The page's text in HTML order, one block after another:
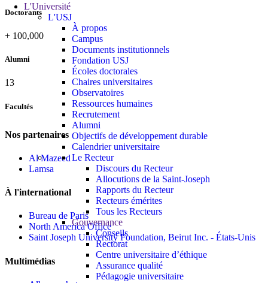
L'Université
L'USJ
À propos
Campus
Documents institutionnels
Fondation USJ
Écoles doctorales
Chaires universitaires
Observatoires
Ressources humaines
Recrutement
Alumni
Objectifs de développement durable
Calendrier universitaire
Le Recteur
Discours du Recteur
Allocutions de la Saint-Joseph
Rapports du Recteur
Recteurs émérites
Tous les Recteurs
Gouvernance
Conseils
Rectorat
Centre universitaire d’éthique
Assurance qualité
Pédagogie universitaire
Doctorants
+ 100,000
Alumni
13
Facultés
Nos partenaires
Al Mazeed
Lamsa
À l'international
Bureau de Paris
North America Office
Saint Joseph University Foundation, Beirut Inc. - États-Unis
Multimédias